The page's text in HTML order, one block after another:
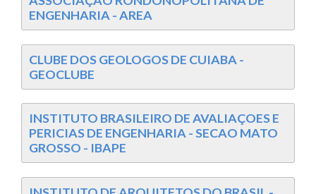
ENGENHARIA - AREA
CLUBE DOS GEOLOGOS DE CUIABA -
GEOCLUBE
INSTITUTO BRASILEIRO DE AVALIAÇOES E
PERICIAS DE ENGENHARIA - SECAO MATO
GROSSO - IBAPE